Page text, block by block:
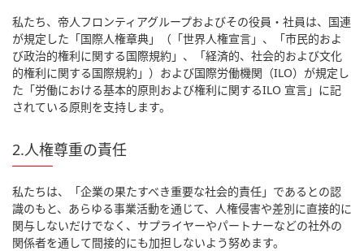
私たち、帝人フロンティアグループおよびその役員・社員は、国連
が規定した「国際人権章典」（「世界人権宣言」、「市民的およ
び政治的権利に関する国際規約」、「経済的、社会的および文化
的権利に関する国際規約」）および国際労働機関（ILO）が規定し
た「労働における基本的原則および権利に関するILO 宣言」に記
されている原則を支持します。
2.人権尊重の責任
私たちは、「企業の果たすべき重要な社会的責任」であるとの認
識のもと、あらゆる事業活動を通じて、人権侵害や差別に直接的に
関与しないだけでなく、サプライヤーやパートナーなどの社外の
関係者を通して間接的にも加担しないよう努めます。